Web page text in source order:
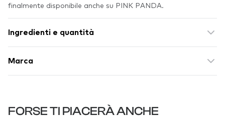
finalmente disponibile anche su PINK PANDA.
Ingredienti e quantità
Marca
FORSE TI PIACERÀ ANCHE